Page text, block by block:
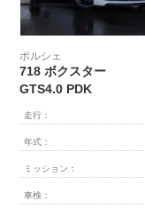
ポルシェ
718 ボクスター
GTS4.0 PDK
走行：
年式：
ミッション：
車検：